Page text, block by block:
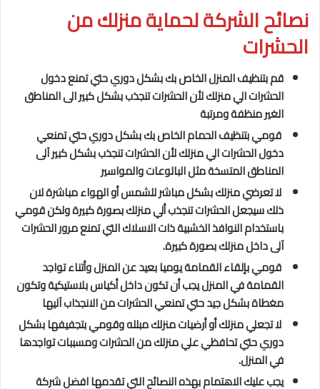
نصائح الشركة لحماية منزلك من
الحشرات
قم بتنظيف المنزل الخاص بك بشكل دوري حتي تمنع دخول
الحشرات الي منزلك لأن الحشرات تنجذب بشكل كبير الى المناطق
الغير منظفة ومرتبة
قومي بتنظيف الحمام الخاص بك بشكل دوري حتي تمنعي
دخول الحشرات الي منزلك لأن الحشرات تنجذب بشكل كبير آلى
المناطق المتسخة مثل البالوعات والمواسير
لا تعرضي منزلك بشكل مباشر للشمس أو الهواء مباشرة لان
ذلك سيجعل الحشرات تنجذب ألي منزلك بصورة كبيرة ولكن قومي
باستخدام النوافذ الخشبية ذات الاسلاك التي تمنع مرور الحشرات
آلى داخل منزلك بصورة كبيرة.
قومي بإلقاء القمامة يوميا بعيد عن المنزل وأتناء تواجد
القمامة في المنزل يجب أن تكون داخل أكياس بلاستيكية وتكون
مغطاة بشكل جيد حتي تمنعي الحشرات من الانجذاب آليها
لا تجعلي منزلك أو أرضيات منزلك مبلله وقومي بتجفيفها بشكل
دوري حتي تحافظي علي منزلك من الحشرات ومسببات تواجدها
في المنزل.
يجب عليك الاهتمام بهذه النصائح التي تقدمها افضل شركة